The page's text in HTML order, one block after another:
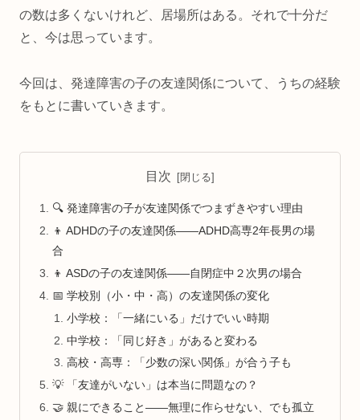
の数は多くないけれど、居場所はある。それで十分だ
と、今は思っています。
今回は、発達障害の子の友達関係について、うちの経験
をもとに書いていきます。
目次
🔍 発達障害の子が友達関係でつまずきやすい理由
👦 ADHDの子の友達関係——ADHD高専2年長男の場
合
👦 ASDの子の友達関係——自閉症中２次男の場合
📅 学校別（小・中・高）の友達関係の変化
小学校：「一緒にいる」だけでいい時期
中学校：「同じ好き」があると変わる
高校・高専：「少数の深い関係」が合う子も
💡 「友達がいない」は本当に問題なの？
🤝 親にできること——無理に作らせない、でも孤立